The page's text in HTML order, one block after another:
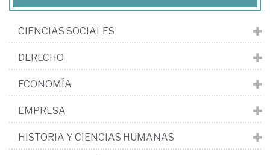
CIENCIAS SOCIALES
DERECHO
ECONOMÍA
EMPRESA
HISTORIA Y CIENCIAS HUMANAS